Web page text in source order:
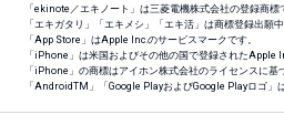
「ekinote／エキノート」は三菱電機株式会社の登録商標
「エキガタリ」「エキメシ」「エキ活」は商標登録出願中
「App Store」はApple Inc.のサービスマークです。
「iPhone」は米国およびその他の国で登録されたApple
「iPhone」の商標はアイホン株式会社のライセンスに基
「AndroidTM 」「Google PlayおよびGoogle Playロゴ」